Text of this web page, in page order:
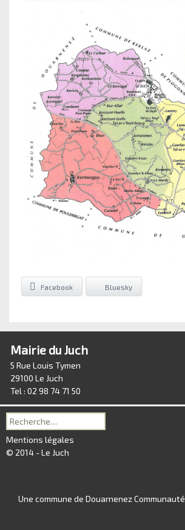
Facebook Bluesky
Mairie du Juch
5 Rue Louis Tymen
29100 Le Juch
Tel : 02 98 74 71 50
Recherche
pour :
Mentions légales
© 2014 - Le Juch
Une commune de Douarnenez Communauté